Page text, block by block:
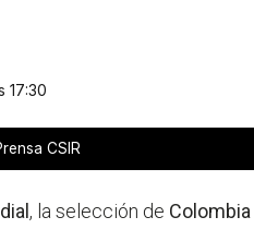
17:30
CSIR
, la selección de Colombia